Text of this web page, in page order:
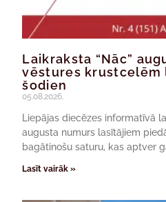
Laikraksta “Nāc”
vēstures krustcelēm
šodien
05.08.2026.
Liepājas diecēzes informatīvā
augusta numurs lasītājiem
bagātinošu saturu, kas aptver
Lasīt vairāk »